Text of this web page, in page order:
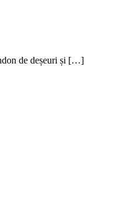
de deșeuri și […]